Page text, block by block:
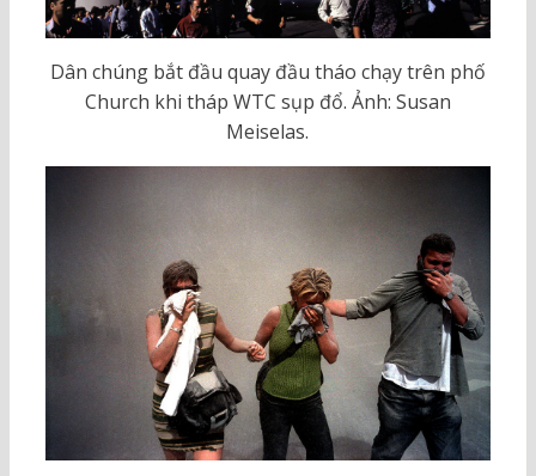
Dân chúng bắt đầu quay đầu tháo chạy trên phố
Church khi tháp WTC sụp đổ. Ảnh: Susan
Meiselas.